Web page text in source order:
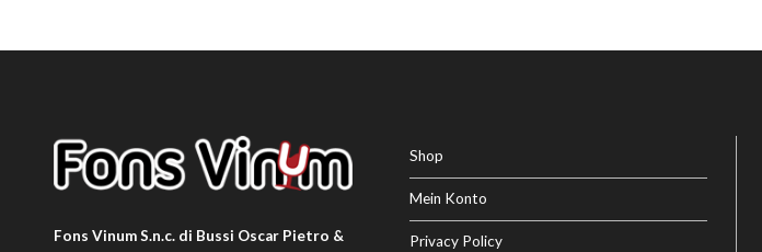
Fons Vinum S.n.c. di Bussi Oscar Pietro &
Shop
Mein Konto
Privacy Policy